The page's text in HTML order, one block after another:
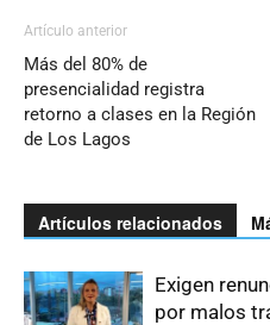
Artículo anterior
Más del 80% de
presencialidad registra
retorno a clases en la Región
de Los Lagos
Artículos relacionados
Exigen
por malos